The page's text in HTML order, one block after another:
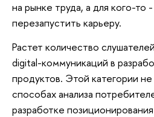
на рынке труда, а для кого-то
перезапустить карьеру.
Растет количество
digital-коммуникаций в
продуктов. Этой категории не
способах анализа
разработке